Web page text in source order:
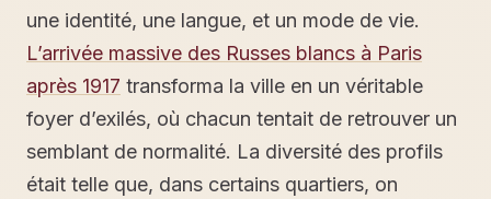
une identité, une langue, et un mode de vie.
L’arrivée massive des Russes blancs à Paris
après 1917 transforma la ville en un véritable
foyer d’exilés, où chacun tentait de retrouver un
semblant de normalité. La diversité des profils
était telle que, dans certains quartiers, on